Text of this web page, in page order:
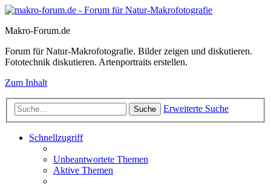
Makro-Forum.de
Forum für Natur-Makrofotografie. Bilder zeigen und diskutieren.
Fototechnik diskutieren. Artenportraits erstellen.
Zum Inhalt
Suche Erweiterte Suche
Schnellzugriff
Unbeantwortete Themen
Aktive Themen